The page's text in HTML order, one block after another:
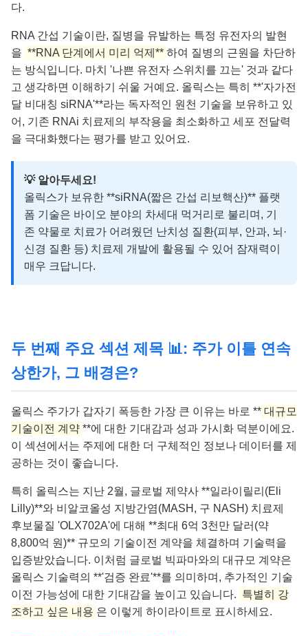
다.
RNA 간섭 기술이란, 질병을 유발하는 특정 유전자의 발현
을 **RNA 단계에서 미리 억제** 하여 질병의 근원을 차단하
는 방식입니다. 마치 '나쁜 유전자 스위치를 끄는' 것과 같다
고 생각하면 이해하기 쉬울 거예요. 올릭스는 특히 **'자가전
달 비대칭 siRNA'**라는 독자적인 원천 기술을 보유하고 있
어, 기존 RNAi 치료제의 부작용을 최소화하고 세포 전달력
을 극대화했다는 평가를 받고 있어요.
💡 알아두세요!
올릭스가 보유한 **siRNA(짧은 간섭 리보핵산)** 플랫
폼 기술은 바이오 분야의 차세대 먹거리로 불리며, 기
존 약물로 치료가 어려웠던 난치성 질환(피부, 안과, 뇌·
신경 질환 등) 치료제 개발에 활용될 수 있어 잠재력이
매우 크답니다.
두 번째 주요 섹션 제목 📊: 주가 이틀 연속
상한가, 그 배경은?
올릭스 주가가 갑자기 폭등한 가장 큰 이유는 바로 ** 대규모
기술이전 계약 **에 대한 기대감과 성과 가시화 덕분이에요.
이 섹션에서는 주제에 대한 더 구체적인 정보나 데이터를 제
공하는 것이 좋습니다.
특히 올릭스는 지난 2월, 글로벌 제약사 **일라이릴리(Eli
Lilly)**와 비알코올성 지방간염(MASH, 구 NASH) 치료제
후보물질 'OLX702A'에 대해 **최대 6억 3천만 달러(약
8,800억 원)** 규모의 기술이전 계약을 체결하며 기술력을
입증받았습니다. 이처럼 글로벌 빅파마와의 대규모 계약은
올릭스 기술력의 **'검증 완료'**를 의미하며, 추가적인 기술
이전 가능성에 대한 기대감을 높이고 있습니다. 특별히 강
조하고 싶은 내용 은 이렇게 하이라이트로 표시하세요.